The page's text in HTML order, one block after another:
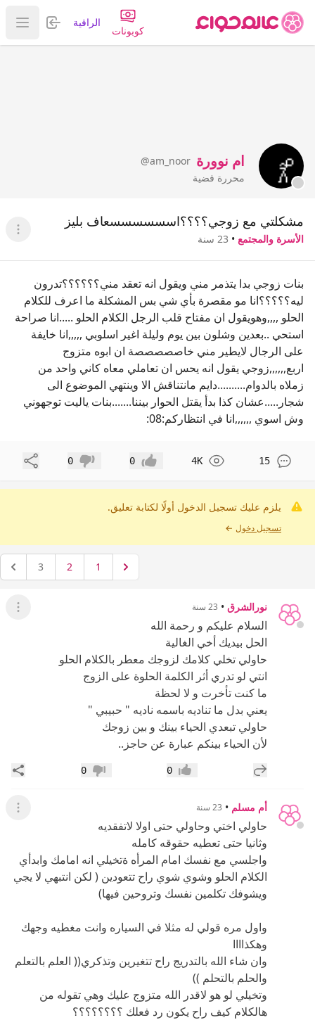
كوبونات
الراقية تسجيل
عرض
ام نوورة @am_noor
محررة فضية
مشكلتي مع زوجي؟؟؟؟اسسسسسسعاف بليز
الأسرة والمجتمع • 23 سنة عرض
بنات زوجي بدا يتذمر مني ويقول انه تعقد مني؟؟؟؟؟؟تدرون
ليه؟؟؟؟؟انا مو مقصرة بأي شي بس المشكلة ما اعرف للكلام
الحلو ,,,,وهويقول ان مفتاح قلب الرجل الكلام الحلو .....انا صراحة
استحي ..بعدين وشلون بين يوم وليلة اغير اسلوبي ,,,,,انا خايفة
على الرجال لايطير مني خاصصصصصة ان ابوه متزوج
اربع,,,,,,زوجي يقول انه يحس ان تعاملي معاه كاني واحد من
زملاه بالدوام..........دايم مانتناقش الا وينتهي الموضوع الى
شجار.....عشان كذا بدأ يقتل الحوار بيننا.......بنات ياليت توجهوني
وش اسوي ,,,,,,انا في انتظاركم:08:
15
4K إعجاب 0 عدم إعجاب
0 مشاركة
يلزم عليك تسجيل الدخول أولًا لكتابة تعليق.
تسجيل دخول ←
1
2
3
نورالشرق • 23 سنة عرض
السلام عليكم و رحمة الله
الحل بيديك أخي الغالية
حاولي تخلي كلامك لزوجك معطر بالكلام الحلو
انتي لو تدري أثر الكلمة الحلوة على الزوج
ما كنت تأخرت و لا لحظة
يعني بدل ما تناديه باسمه ناديه " حبيبي "
حاولي تبعدي الحياء بينك و بين زوجك
لأن الحياء بينكم عبارة عن حاجز..
إضافة رد جديد إعجاب0 عدم إعجاب
0
أم مسلم • 23 سنة عرض
حاولي اختي وحاولي حتى اولا لاتفقديه
وثانيا حتى تعطيه حقوقه كامله
واجلسي مع نفسك امام المرأه ةتخيلي انه امامك وابدأي
الكلام الحلو وشوي شوي راح تتعودين ( لكن انتبهي لا يجي
ويشوفك تكلمين نفسك وتروحين فيها)
واول مره قولي له مثلا في السياره وانت مغطيه وجهك
وهكذاااا
وان شاء الله بالتدريج راح تتغيرين وتذكري(( العلم بالتعلم
والحلم بالتحلم ))
وتخيلي لو هو لاقدر الله متزوج عليك وهي تقوله من
هالكلام كيف راح يكون رد فعلك ؟؟؟؟؟؟؟؟